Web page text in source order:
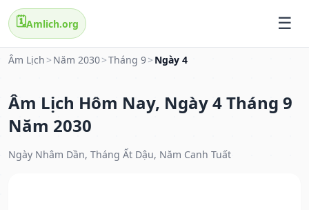
🗓️Amlich.org
Âm Lịch > Năm 2030>Tháng 9> Ngày 4
Âm Lịch Hôm Nay, Ngày 4 Tháng 9
Năm 2030
Ngày Nhâm Dần, Tháng Ất Dậu, Năm Canh Tuất